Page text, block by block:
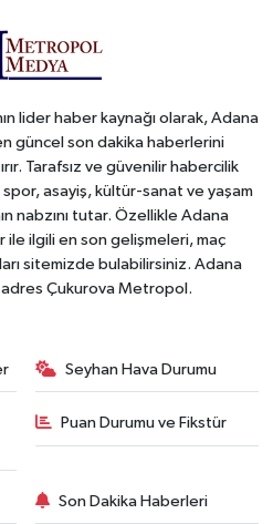
lider haber kaynağı olarak, Adana
güncel son dakika haberlerini
Tarafsız ve güvenilir habercilik
spor, asayiş, kültür-sanat ve yaşam
nabzını tutar. Özellikle Adana
ile ilgili en son gelişmeleri, maç
sitemizde bulabilirsiniz. Adana
Çukurova Metropol.
Seyhan Hava Durumu
Puan Durumu ve Fikstür
Son Dakika Haberleri